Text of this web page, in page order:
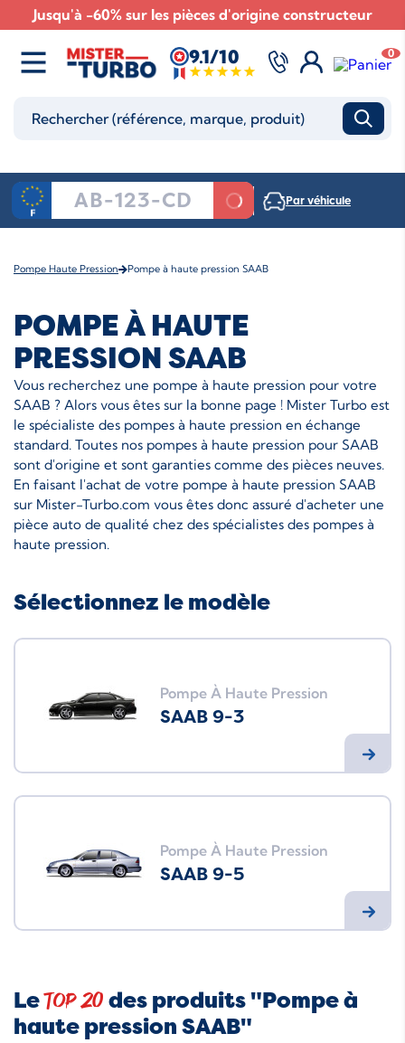
Jusqu'à -60% sur les pièces d'origine constructeur
9.1/10 0
Par véhicule
Pompe Haute Pression Pompe à haute pression SAAB
POMPE À HAUTE
PRESSION SAAB
Vous recherchez une pompe à haute pression pour votre
SAAB ? Alors vous êtes sur la bonne page ! Mister Turbo est
le spécialiste des pompes à haute pression en échange
standard. Toutes nos pompes à haute pression pour SAAB
sont d'origine et sont garanties comme des pièces neuves.
En faisant l'achat de votre pompe à haute pression SAAB
sur Mister-Turbo.com vous êtes donc assuré d'acheter une
pièce auto de qualité chez des spécialistes des pompes à
haute pression.
Sélectionnez le modèle
Pompe À Haute Pression
SAAB 9-3
Pompe À Haute Pression
SAAB 9-5
LeTop 20 des produits "Pompe à
haute pression SAAB"